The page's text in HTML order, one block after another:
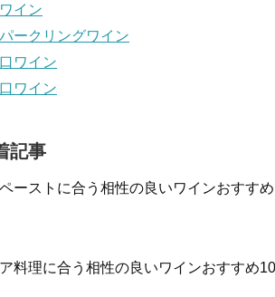
イン
ークリングワイン
ワイン
ワイン
記事
ーストに合う相性の良いワインおすす
料理に合う相性の良いワインおすすめ